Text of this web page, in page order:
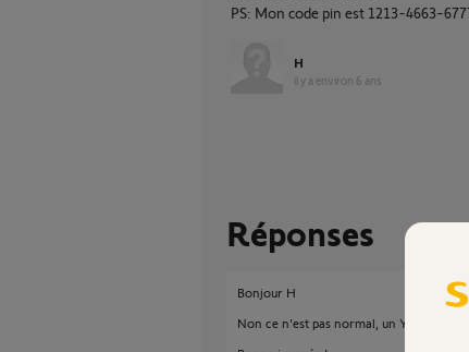
PS: Mon code pin est 1213-4663-
H
il y a environ 6 ans
Réponses
Bonjour H
Non ce n'est pas normal, un Yellow